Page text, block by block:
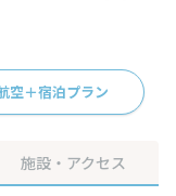
スノーパラダイス。Ｎ
ても知られる天然温泉
空＋宿泊プラン
施設・アクセス